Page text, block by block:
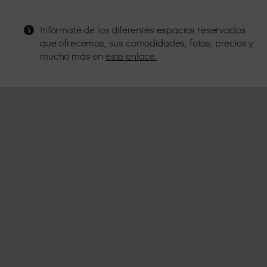
Infórmate de los diferentes espacios reservados
que ofrecemos, sus comodidades, fotos, precios y
mucho más en este enlace.
sonido y la mejor atención.
STANDARD 4